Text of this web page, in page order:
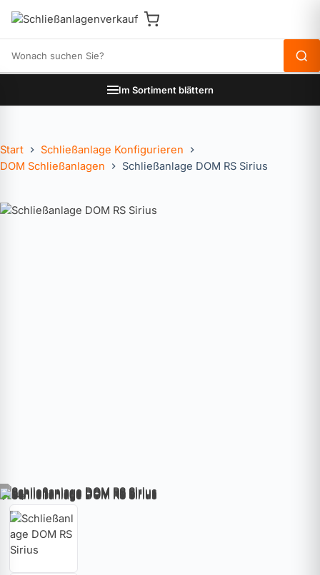
Im Sortiment blättern
Start
Schließanlage Konfigurieren
DOM Schließanlagen
Schließanlage DOM RS Sirius